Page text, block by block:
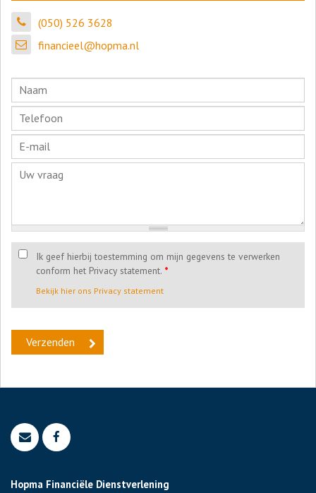
(050) 526 3628
financieel@hopma.nl
Ik geef hierbij toestemming om mijn gegevens te verwerken
conform het Privacy statement. *
Bekijk hier ons Privacy statement
Hopma Financiële Dienstverlening